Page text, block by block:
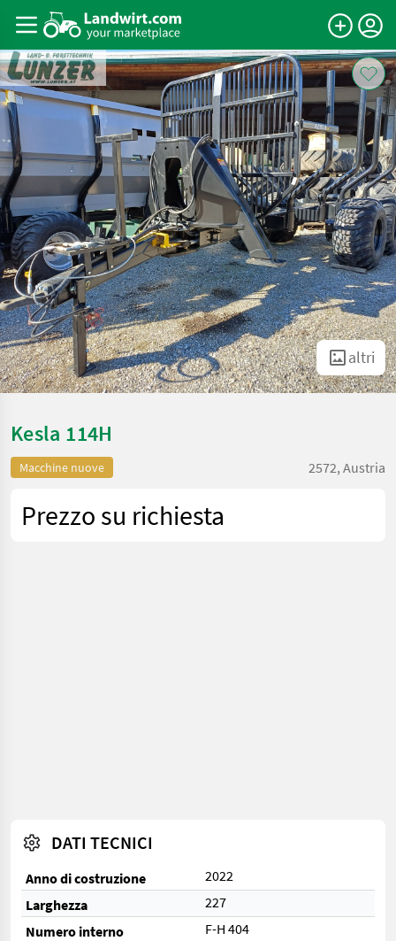
altri
Kesla 114H
Macchine nuove 2572, Austria
Prezzo su richiesta
DATI TECNICI
Anno di costruzione
2022
Larghezza
227
Numero interno
F-H 404